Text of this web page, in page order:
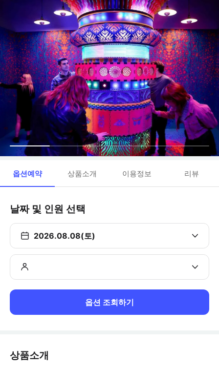
옵션예약 상품소개 이용정보 리뷰
날짜 및 인원 선택
2026.08.08(토)
옵션 조회하기
상품소개